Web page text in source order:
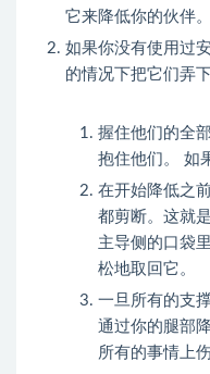
它来降低你的伙伴。
如果你没有使用过
的情况下把它们弄下
握住他们的全
抱住他们。 如
在开始降低之
都剪断。这就
主导侧的口袋
松地取回它。
一旦所有的支
通过你的腿部
所有的事情上